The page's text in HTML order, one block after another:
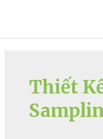
Thiết